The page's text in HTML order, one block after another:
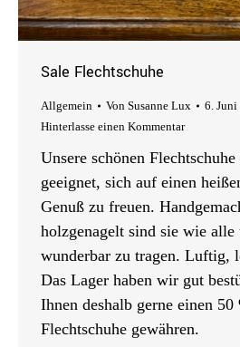
Sale Flechtschuhe
Allgemein Von Susanne Lux
6. Juni
Hinterlasse einen Kommentar
Unsere schönen Flechtschuhe
geeignet, sich auf einen
Genuß zu freuen.
holzgenagelt sind sie wie alle
wunderbar zu tragen. Luftig,
Das Lager haben wir gut
Ihnen deshalb gerne einen
Flechtschuhe gewähren.